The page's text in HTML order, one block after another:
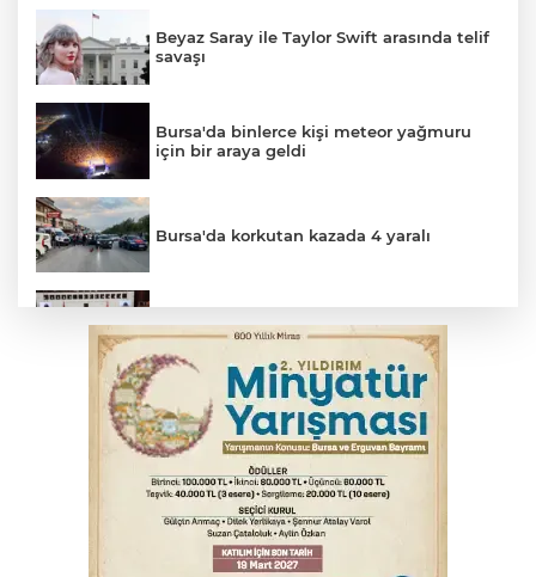
Beyaz Saray ile Taylor Swift arasında telif
savaşı
Bursa'da binlerce kişi meteor yağmuru
için bir araya geldi
Bursa'da korkutan kazada 4 yaralı
kabul edildi
Kar maskeleriyle araç soyan 5 şüpheli
tutuklandı
Bursa’da samanlık alevlere teslim oldu